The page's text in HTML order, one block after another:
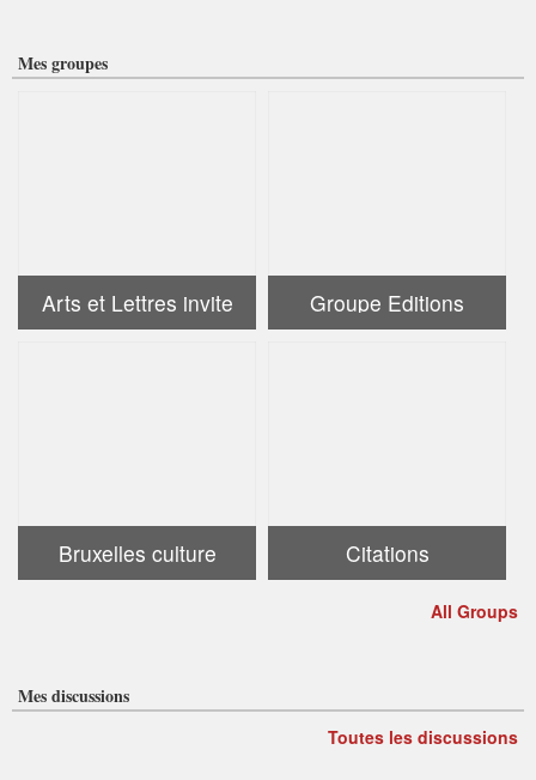
Mes groupes
Arts et Lettres invite Groupe Editions
Bruxelles culture Citations
All Groups
Mes discussions
Toutes les discussions